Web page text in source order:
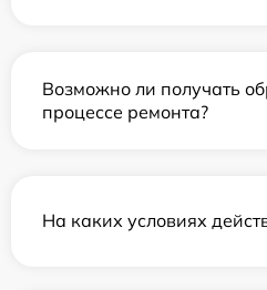
Возможно ли получать
процессе ремонта?
На каких условиях